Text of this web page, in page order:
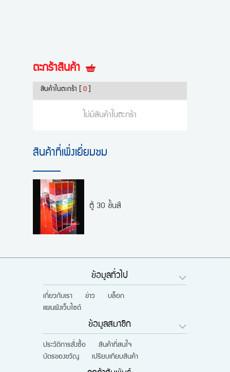
ตะกร้าสินค้า
สินค้าในตะกร้า 0
ไม่มีสินค้าในตะกร้า
สินค้าที่เพิ่งเยี่ยมชม
ตู้ 30 ชั้นสี
ข้อมูลทั่วไป
เกี่ยวกับเรา ข่าว
บล็อก
แผนผังเว็บไซต์
ข้อมูลสมาชิก
ประวัติการสั่งซื้อ
สินค้าที่สนใจ
บัตรของขวัญ
เปรียบเทียบสินค้า